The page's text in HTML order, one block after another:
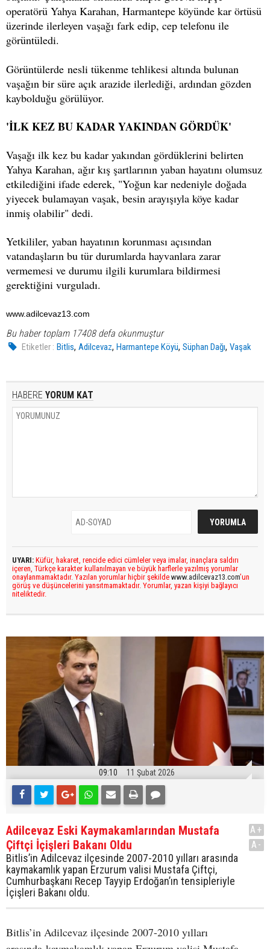
operatörü Yahya Karahan, Harmantepe köyünde kar örtüsü
üzerinde ilerleyen vaşağı fark edip, cep telefonu ile
görüntüledi.
Görüntülerde nesli tükenme tehlikesi altında bulunan
vaşağın bir süre açık arazide ilerlediği, ardından gözden
kaybolduğu görülüyor.
'İLK KEZ BU KADAR YAKINDAN GÖRDÜK'
Vaşağı ilk kez bu kadar yakından gördüklerini belirten
Yahya Karahan, ağır kış şartlarının yaban hayatını olumsuz
etkilediğini ifade ederek, "Yoğun kar nedeniyle doğada
yiyecek bulamayan vaşak, besin arayışıyla köye kadar
inmiş olabilir" dedi.
Yetkililer, yaban hayatının korunması açısından
vatandaşların bu tür durumlarda hayvanlara zarar
vermemesi ve durumu ilgili kurumlara bildirmesi
gerektiğini vurguladı.
www.adilcevaz13.com
Bu haber toplam 17408 defa okunmuştur
Etiketler : Bitlis,Adilcevaz,Harmantepe Köyü,Süphan Dağı,Vaşak
HABERE YORUM KAT
UYARI: Küfür, hakaret, rencide edici cümleler veya imalar, inançlara saldırı
içeren, Türkçe karakter kullanılmayan ve büyük harflerle yazılmış yorumlar
onaylanmamaktadır. Yazılan yorumlar hiçbir şekilde www.adilcevaz13.com’un
görüş ve düşüncelerini yansıtmamaktadır. Yorumlar, yazan kişiyi bağlayıcı
niteliktedir.
09:10 11 Şubat 2026
Adilcevaz Eski Kaymakamlarından Mustafa
Çiftçi İçişleri Bakanı Oldu
Bitlis’in Adilcevaz ilçesinde 2007-2010 yılları arasında
kaymakamlık yapan Erzurum valisi Mustafa Çiftçi,
Cumhurbaşkanı Recep Tayyip Erdoğan’ın tensipleriyle
İçişleri Bakanı oldu.
A+
A-
Bitlis’in Adilcevaz ilçesinde 2007-2010 yılları